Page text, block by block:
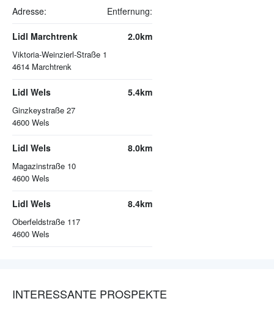
Adresse: Entfernung:
Lidl Marchtrenk
Viktoria-Weinzierl-Straße 1
4614 Marchtrenk
2.0km
Lidl Wels
Ginzkeystraße 27
4600 Wels
5.4km
Lidl Wels
Magazinstraße 10
4600 Wels
8.0km
Lidl Wels
Oberfeldstraße 117
4600 Wels
8.4km
INTERESSANTE PROSPEKTE